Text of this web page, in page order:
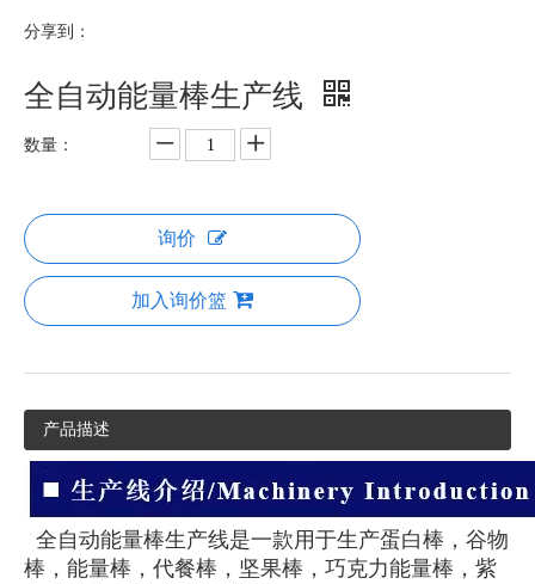
分享到：
全自动能量棒生产线
数量：
询价
加入询价篮
产品描述
全自动能量棒生产线是一款用于生产蛋白棒，谷物
棒，能量棒，代餐棒，坚果棒，巧克力能量棒，紫